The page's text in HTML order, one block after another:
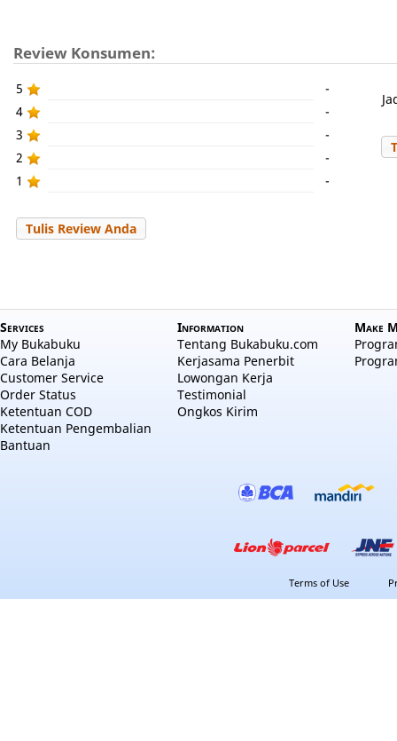
Review Konsumen:
5
-
4
-
3
-
2
-
1
-
Tulis Review Anda
Services
My Bukabuku
Cara Belanja
Customer Service
Order Status
Ketentuan COD
Ketentuan Pengembalian
Bantuan
Information
Tentang Bukabuku.com
Kerjasama Penerbit
Lowongan Kerja
Testimonial
Ongkos Kirim
Make
Terms of Use